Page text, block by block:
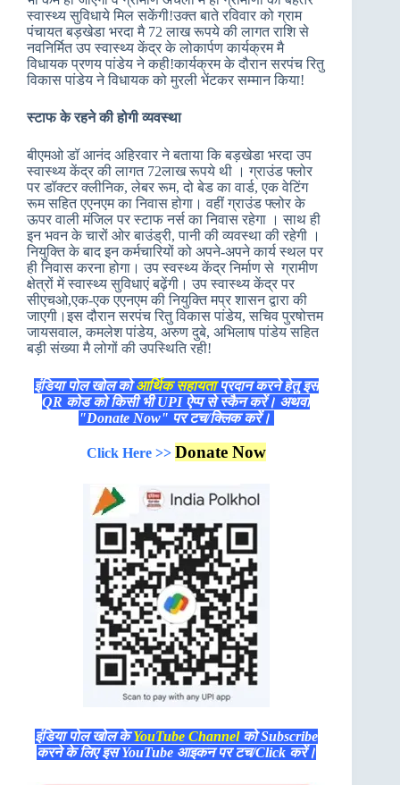
स्वास्थ्य सुविधाये मिल सकेंगी!उक्त बाते रविवार को ग्राम
पंचायत बड़खेडा भरदा मै 72 लाख रूपये की लागत राशि से
नवनिर्मित उप स्वास्थ्य केंद्र के लोकार्पण कार्यक्रम मै
विधायक प्रणय पांडेय ने कही!कार्यक्रम के दौरान सरपंच रितु
विकास पांडेय ने विधायक को मुरली भेंटकर सम्मान किया!
स्टाफ के रहने की होगी व्यवस्था
बीएमओ डॉ आनंद अहिरवार ने बताया कि बड़खेडा भरदा उप
स्वास्थ्य केंद्र की लागत 72लाख रूपये थी । ग्राउंड फ्लोर
पर डॉक्टर क्लीनिक, लेबर रूम, दो बेड का वार्ड, एक वेटिंग
रूम सहित एएनएम का निवास होगा। वहीं ग्राउंड फ्लोर के
ऊपर वाली मंजिल पर स्टाफ नर्स का निवास रहेगा । साथ ही
इन भवन के चारों ओर बाउंड्री, पानी की व्यवस्था की रहेगी ।
नियुक्ति के बाद इन कर्मचारियों को अपने-अपने कार्य स्थल पर
ही निवास करना होगा। उप स्वस्थ्य केंद्र निर्माण से ग्रामीण
क्षेत्रों में स्वास्थ्य सुविधाएं बढ़ेंगी। उप स्वास्थ्य केंद्र पर
सीएचओ,एक-एक एएनएम की नियुक्ति मप्र शासन द्वारा की
जाएगी।इस दौरान सरपंच रितु विकास पांडेय, सचिव पुरषोत्तम
जायसवाल, कमलेश पांडेय, अरुण दुबे, अभिलाष पांडेय सहित
बड़ी संख्या मै लोगों की उपस्थिति रही!
इंडिया पोल खोल कोआर्थिक सहायताप्रदान करने हेतु इस
QR कोड को किसी भी UPI ऐप्प से स्कैन करें। अथवा
"Donate Now" पर टच/क्लिक करें।
Click Here >> Donate Now
इंडिया पोल खोल केYouTube Channelको Subscribe
करने के लिए इस YouTube आइकन पर टच/Click करें।